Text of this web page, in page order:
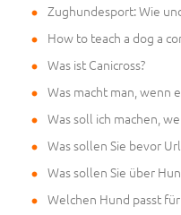
Zughundesport: Wie
How to teach a dog a
Was ist Canicross?
Was macht man, wenn
Was soll ich machen,
Was sollen Sie bevor
Was sollen Sie über
Welchen Hund passt